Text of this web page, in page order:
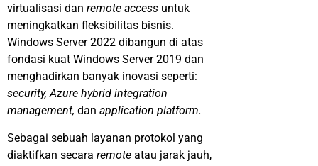
virtualisasi dan remote access untuk
meningkatkan fleksibilitas bisnis.
Windows Server 2022 dibangun di atas
fondasi kuat Windows Server 2019 dan
menghadirkan banyak inovasi seperti:
security, Azure hybrid integration
management, dan application platform.
Sebagai sebuah layanan protokol yang
diaktifkan secara remote atau jarak jauh,